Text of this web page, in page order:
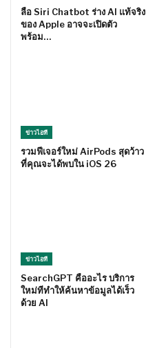
ลือ Siri Chatbot ร่าง AI แท้จริง
ของ Apple อาจจะเปิดตัว
พร้อม…
ข่าวไอที
รวมฟีเจอร์ใหม่ AirPods สุดว้าว
ที่คุณจะได้พบใน iOS 26
ข่าวไอที
SearchGPT คืออะไร บริการ
ใหม่ทีทำให้ค้นหาข้อมูลได้เร็ว
ด้วย AI